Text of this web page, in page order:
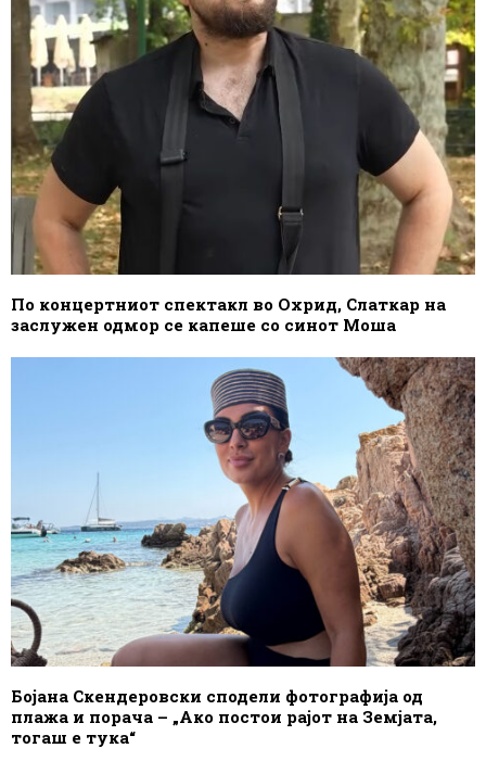
По концертниот спектакл во Охрид, Слаткар на
заслужен одмор се капеше со синот Моша
Бојана Скендеровски сподели фотографија од
плажа и порача – „Ако постои рајот на Земјата,
тогаш е тука“